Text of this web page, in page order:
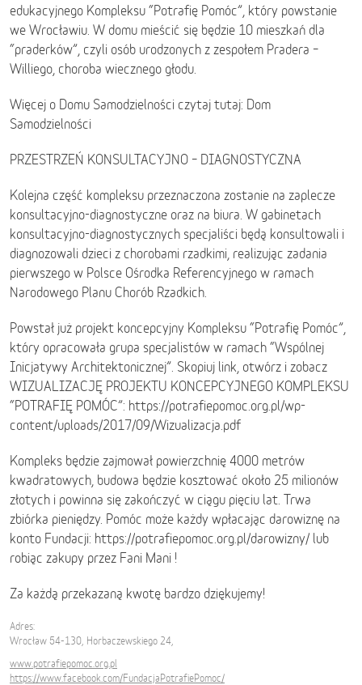
edukacyjnego Kompleksu “Potrafię Pomóc”, który powstanie
we Wrocławiu. W domu mieścić się będzie 10 mieszkań dla
“praderków”, czyli osób urodzonych z zespołem Pradera –
Williego, choroba wiecznego głodu.
Więcej o Domu Samodzielności czytaj tutaj: Dom
Samodzielności
PRZESTRZEŃ KONSULTACYJNO – DIAGNOSTYCZNA
Kolejna część kompleksu przeznaczona zostanie na zaplecze
konsultacyjno-diagnostyczne oraz na biura. W gabinetach
konsultacyjno-diagnostycznych specjaliści będą konsultowali i
diagnozowali dzieci z chorobami rzadkimi, realizując zadania
pierwszego w Polsce Ośrodka Referencyjnego w ramach
Narodowego Planu Chorób Rzadkich.
Powstał już projekt koncepcyjny Kompleksu “Potrafię Pomóc”,
który opracowała grupa specjalistów w ramach “Wspólnej
Inicjatywy Architektonicznej”. Skopiuj link, otwórz i zobacz
WIZUALIZACJĘ PROJEKTU KONCEPCYJNEGO KOMPLEKSU
“POTRAFIĘ POMÓC”: https://potrafiepomoc.org.pl/wp-
content/uploads/2017/09/Wizualizacja.pdf
Kompleks będzie zajmował powierzchnię 4000 metrów
kwadratowych, budowa będzie kosztować około 25 milionów
złotych i powinna się zakończyć w ciągu pięciu lat. Trwa
zbiórka pieniędzy. Pomóc może każdy wpłacając darowiznę na
konto Fundacji: https://potrafiepomoc.org.pl/darowizny/ lub
robiąc zakupy przez Fani Mani !
Za każdą przekazaną kwotę bardzo dziękujemy!
Adres:
Wrocław 54-130, Horbaczewskiego 24,
www.potrafiepomoc.org.pl
https://www.facebook.com/FundacjaPotrafiePomoc/